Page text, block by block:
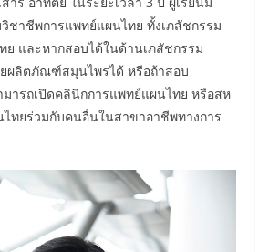
ชาชีพการแพทย์แผนไทย ทั้งเภสัชกรรม
ย และหากสอบได้ในด้านเภสัชกรรม
ผลิตภัณฑ์สมุนไพรได้ หรือถ้าสอบ
มารถเปิดคลินิกการแพทย์แผนไทย หรือสห
ทยร่วมกับคนอื่นในสาขาอาชีพทางการ